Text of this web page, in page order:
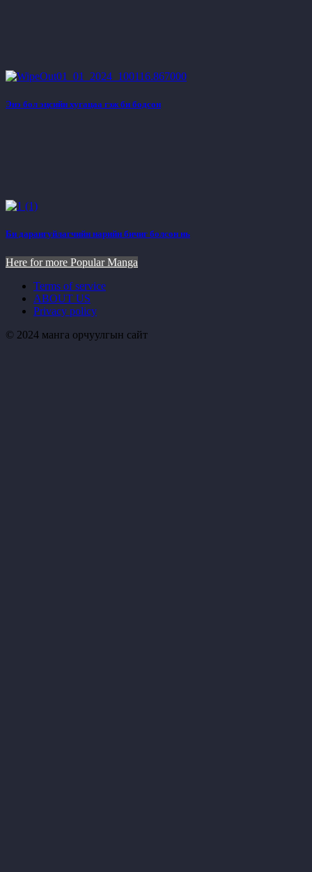
Энэ бол эцсийн хугацаа гэж би бодсон
Би дарангуйлагчийн нарийн бичиг болсон нь
Here for more Popular Manga
Terms of service
ABOUT US
Privacy policy
© 2024 манга орчуулгын сайт